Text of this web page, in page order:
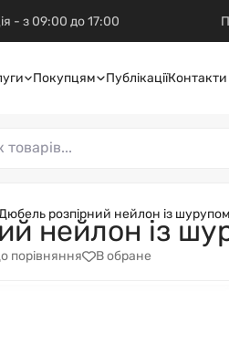
- з 09:00 до 17:00
Покупцям ПублікаціїКонтакти
розпірний нейлон із
нейлон із
порівняння В обране